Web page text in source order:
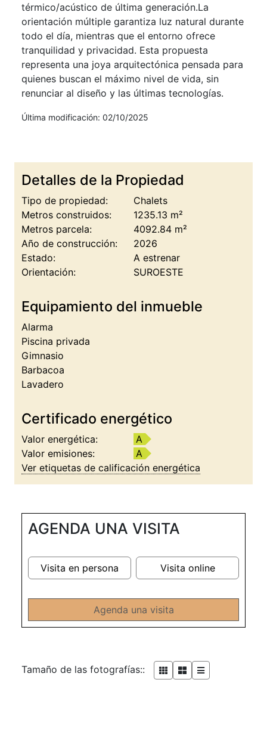
térmico/acústico de última generación.La
orientación múltiple garantiza luz natural durante
todo el día, mientras que el entorno ofrece
tranquilidad y privacidad. Esta propuesta
representa una joya arquitectónica pensada para
quienes buscan el máximo nivel de vida, sin
renunciar al diseño y las últimas tecnologías.
Última modificación: 02/10/2025
Detalles de la Propiedad
Tipo de propiedad:
Chalets
Metros construidos:
1235.13 m²
Metros parcela:
4092.84 m²
Año de construcción:
2026
Estado:
A estrenar
Orientación:
SUROESTE
Equipamiento del inmueble
Alarma
Piscina privada
Gimnasio
Barbacoa
Lavadero
Certificado energético
Valor energética:
A
Valor emisiones:
A
Ver etiquetas de calificación energética
AGENDA UNA VISITA
Visita en persona Visita online
Agenda una visita
Tamaño de las fotografías::